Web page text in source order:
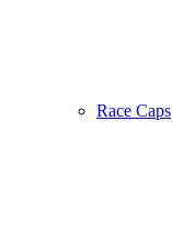
Race Caps